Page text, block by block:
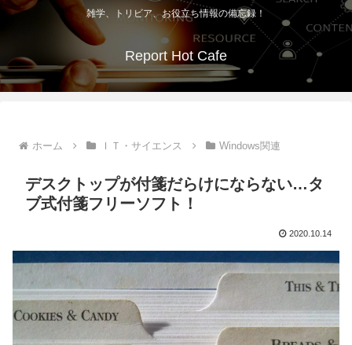
雑学、トリビア、お役立ち情報の備忘録！
Report Hot Cafe
ホーム ＩＴ・サイエンス Windows関連
デスクトップが付箋だらけにならない…タ
ブ式付箋フリーソフト！
2020.10.14